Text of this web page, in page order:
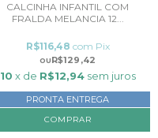
CALCINHA INFANTIL COM
FRALDA MELANCIA 12...
R$129,42
R$116,48 com Pix
10 x de R$12,94 sem juros
PRONTA ENTREGA